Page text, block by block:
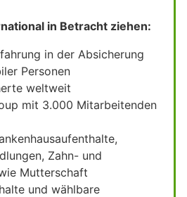
in Betracht ziehen:
in der Absicherung
Personen
weltweit
mit 3.000 Mitarbeitenden
Zahn- und
Mutterschaft
und wählbare